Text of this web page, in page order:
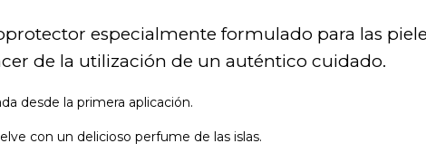
especialmente formulado para las
de la utilización de un auténtico cuidado.
desde la primera aplicación.
con un delicioso perfume de las islas.